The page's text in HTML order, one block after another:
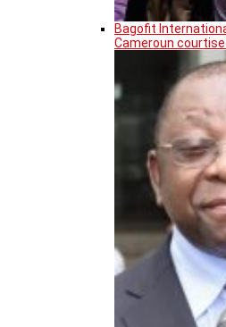
Bagofit
Cameroun